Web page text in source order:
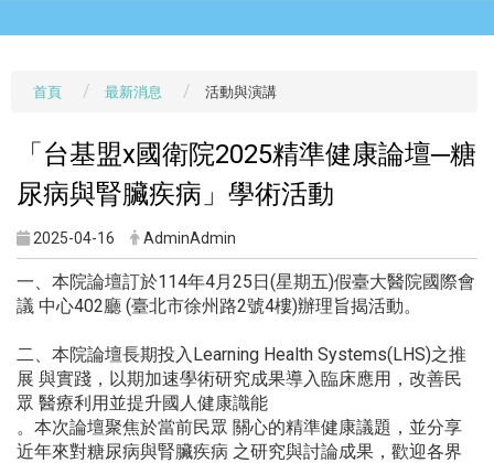
首頁 最新消息 活動與演講
「台基盟x國衛院2025精準健康論壇─糖
尿病與腎臟疾病」學術活動
2025-04-16 AdminAdmin
一、本院論壇訂於114年4月25日(星期五)假臺大醫院國際會
議 中心402廳 (臺北市徐州路2號4樓)辦理旨揭活動。
二、本院論壇長期投入Learning Health Systems(LHS)之推
展 與實踐，以期加速學術研究成果導入臨床應用，改善民
眾 醫療利用並提升國人健康識能
。本次論壇聚焦於當前民眾 關心的精準健康議題，並分享
近年來對糖尿病與腎臟疾病 之研究與討論成果，歡迎各界